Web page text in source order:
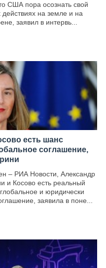
США пора осознать свой
на земле и на
заявил в интервь...
есть шанс
соглашение,
– РИА Новости, Александр
и Косово есть реальный
и юридически
заявила в поне...